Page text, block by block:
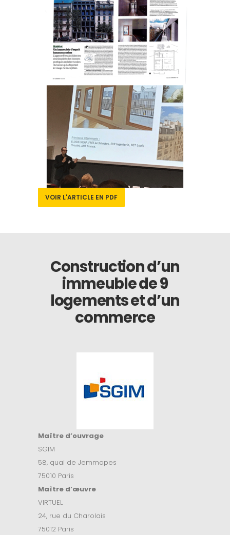
VOIR L'ARTICLE EN PDF
Construction d’un
immeuble de 9
logements et d’un
commerce
Maître d’ouvrage
SGIM
58, quai de Jemmapes
75010 Paris
Maître d’œuvre
VIRTUEL
24, rue du Charolais
75012 Paris